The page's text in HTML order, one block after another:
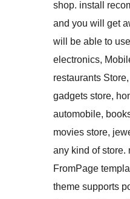
shop. install
and you will get
will be able to
electronics,
restaurants
gadgets store,
automobile,
movies store,
any kind of store.
FromPage
theme supports